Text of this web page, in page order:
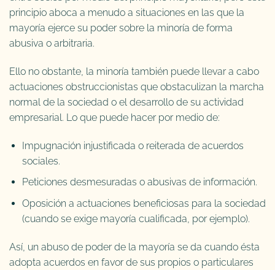
principio aboca a menudo a situaciones en las que la
mayoría ejerce su poder sobre la minoría de forma
abusiva o arbitraria.
Ello no obstante, la minoría también puede llevar a cabo
actuaciones obstruccionistas que obstaculizan la marcha
normal de la sociedad o el desarrollo de su actividad
empresarial. Lo que puede hacer por medio de:
Impugnación injustificada o reiterada de acuerdos
sociales.
Peticiones desmesuradas o abusivas de información.
Oposición a actuaciones beneficiosas para la sociedad
(cuando se exige mayoría cualificada, por ejemplo).
Así, un abuso de poder de la mayoría se da cuando ésta
adopta acuerdos en favor de sus propios o particulares